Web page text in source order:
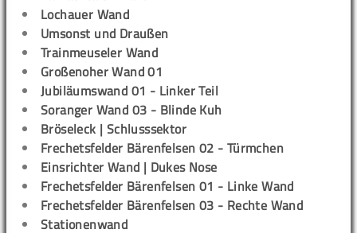
Lochauer Wand
Umsonst und Draußen
Trainmeuseler Wand
Großenoher Wand 01
Jubiläumswand 01 - Linker Teil
Soranger Wand 03 - Blinde Kuh
Bröseleck | Schlusssektor
Frechetsfelder Bärenfelsen 02 - Türmchen
Einsrichter Wand | Dukes Nose
Frechetsfelder Bärenfelsen 01 - Linke Wand
Frechetsfelder Bärenfelsen 03 - Rechte Wand
Stationenwand